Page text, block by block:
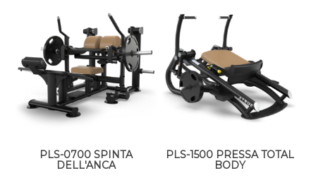
PLS-0700 SPINTA
DELL'ANCA
PLS-1500 PRESSA TOTAL
BODY